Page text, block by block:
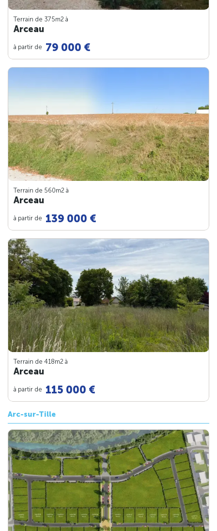
Terrain de 375m2 à
Arceau
à partir de 79 000 €
Terrain de 560m2 à
Arceau
à partir de 139 000 €
Terrain de 418m2 à
Arceau
à partir de 115 000 €
Arc-sur-Tille